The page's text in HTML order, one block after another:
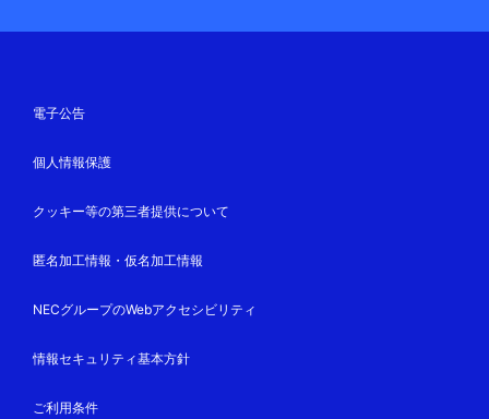
電子公告
個人情報保護
クッキー等の第三者提供について
匿名加工情報・仮名加工情報
NECグループのWebアクセシビリティ
情報セキュリティ基本方針
ご利用条件